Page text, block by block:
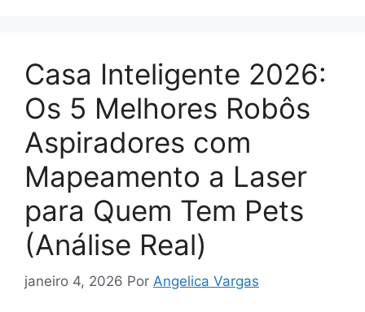
Casa Inteligente 2026:
Os 5 Melhores Robôs
Aspiradores com
Mapeamento a Laser
para Quem Tem Pets
(Análise Real)
janeiro 4, 2026 Por Angelica Vargas